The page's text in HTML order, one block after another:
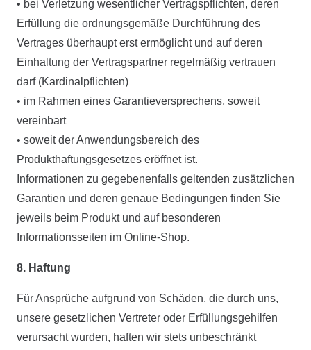
• bei Verletzung wesentlicher Vertragspflichten, deren
Erfüllung die ordnungsgemäße Durchführung des
Vertrages überhaupt erst ermöglicht und auf deren
Einhaltung der Vertragspartner regelmäßig vertrauen
darf (Kardinalpflichten)
• im Rahmen eines Garantieversprechens, soweit
vereinbart
• soweit der Anwendungsbereich des
Produkthaftungsgesetzes eröffnet ist.
Informationen zu gegebenenfalls geltenden zusätzlichen
Garantien und deren genaue Bedingungen finden Sie
jeweils beim Produkt und auf besonderen
Informationsseiten im Online-Shop.
8. Haftung
Für Ansprüche aufgrund von Schäden, die durch uns,
unsere gesetzlichen Vertreter oder Erfüllungsgehilfen
verursacht wurden, haften wir stets unbeschränkt